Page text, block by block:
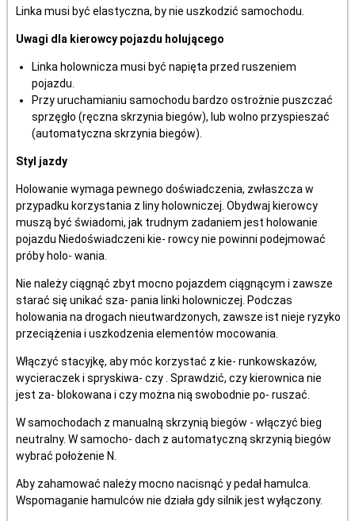
Linka musi być elastyczna, by nie uszkodzić samochodu.
Uwagi dla kierowcy pojazdu holującego
Linka holownicza musi być napięta przed ruszeniem
pojazdu.
Przy uruchamianiu samochodu bardzo ostrożnie puszczać
sprzęgło (ręczna skrzynia biegów), lub wolno przyspieszać
(automatyczna skrzynia biegów).
Styl jazdy
Holowanie wymaga pewnego doświadczenia, zwłaszcza w
przypadku korzystania z liny holowniczej. Obydwaj kierowcy
muszą być świadomi, jak trudnym zadaniem jest holowanie
pojazdu Niedoświadczeni kie- rowcy nie powinni podejmować
próby holo- wania.
Nie należy ciągnąć zbyt mocno pojazdem ciągnącym i zawsze
starać się unikać sza- pania linki holowniczej. Podczas
holowania na drogach nieutwardzonych, zawsze ist nieje ryzyko
przeciążenia i uszkodzenia elementów mocowania.
Włączyć stacyjkę, aby móc korzystać z kie- runkowskazów,
wycieraczek i spryskiwa- czy . Sprawdzić, czy kierownica nie
jest za- blokowana i czy można nią swobodnie po- ruszać.
W samochodach z manualną skrzynią biegów - włączyć bieg
neutralny. W samocho- dach z automatyczną skrzynią biegów
wybrać położenie N.
Aby zahamować należy mocno nacisnąć y pedał hamulca.
Wspomaganie hamulców nie działa gdy silnik jest wyłączony.